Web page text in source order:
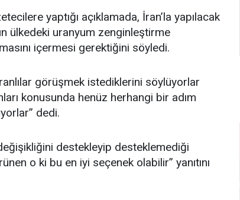
yaptığı açıklamada, İran’la yapılacak
ülkedeki uranyum zenginleştirme
içermesi gerektiğini söyledi.
görüşmek istediklerini söylüyorlar
konusunda henüz herhangi bir adım
dedi.
destekleyip desteklemediği
o ki bu en iyi seçenek olabilir” yanıtını